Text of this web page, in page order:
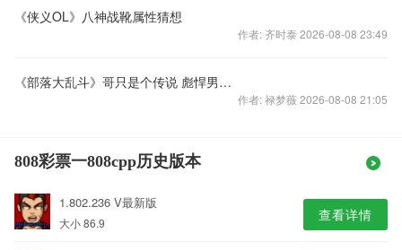
《侠义OL》八神战靴属性猜想
作者: 齐时泰 2026-08-08 23:49
《部落大乱斗》哥只是个传说 彪悍男现身
作者: 禄梦薇 2026-08-08 21:05
808彩票一808cpp历史版本
1.802.236 V最新版
大小 86.9 查看详情